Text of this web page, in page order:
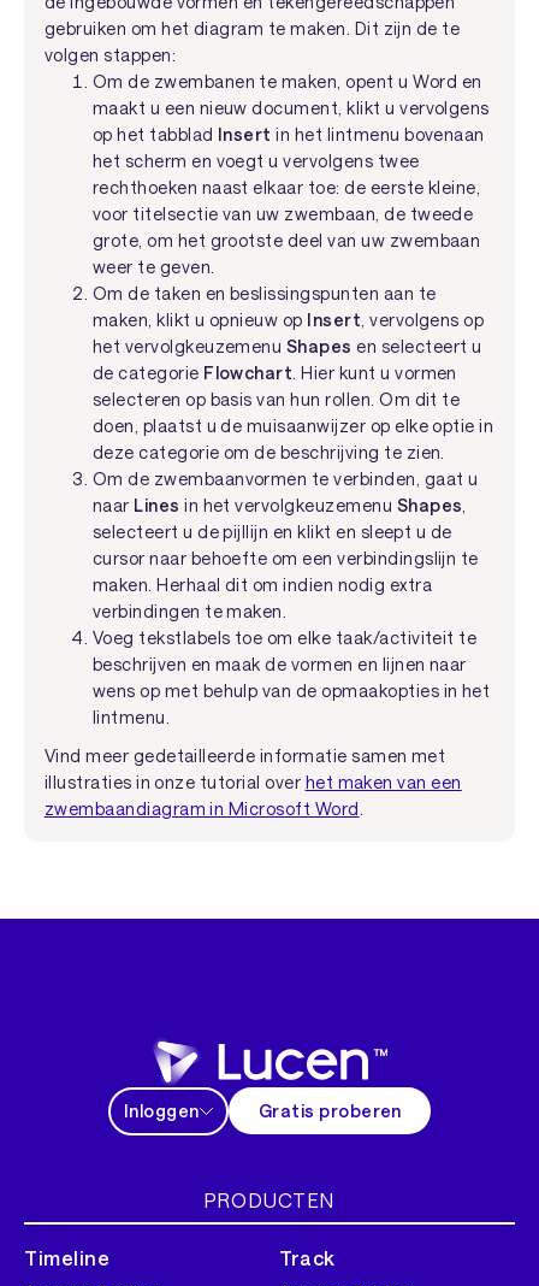
gebruiken om het diagram te maken. Dit zijn de te
volgen stappen:
Om de zwembanen te maken, opent u Word en
maakt u een nieuw document, klikt u vervolgens
op het tabblad Insertin het lintmenu bovenaan
het scherm en voegt u vervolgens twee
rechthoeken naast elkaar toe: de eerste kleine,
voor titelsectie van uw zwembaan, de tweede
grote, om het grootste deel van uw zwembaan
weer te geven.
Om de taken en beslissingspunten aan te
maken, klikt u opnieuw op Insert , vervolgens op
het vervolgkeuzemenu Shapes en selecteert u
de categorie Flowchart . Hier kunt u vormen
selecteren op basis van hun rollen. Om dit te
doen, plaatst u de muisaanwijzer op elke optie in
deze categorie om de beschrijving te zien.
Om de zwembaanvormen te verbinden, gaat u
naar Lines in het vervolgkeuzemenu Shapes
selecteert u de pijllijn en klikt en sleept u de
cursor naar behoefte om een verbindingslijn te
maken. Herhaal dit om indien nodig extra
verbindingen te maken.
Voeg tekstlabels toe om elke taak/activiteit te
beschrijven en maak de vormen en lijnen naar
wens op met behulp van de opmaakopties in het
lintmenu.
Vind meer gedetailleerde informatie samen met
illustraties in onze tutorial over het maken van een
zwembaandiagram in Microsoft Word
Inloggen Gratis proberen
PRODUCTEN
Timeline Track